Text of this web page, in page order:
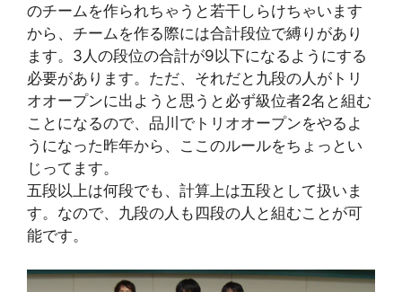
のチームを作られちゃうと若干しらけちゃいます
から、チームを作る際には合計段位で縛りがあり
ます。3人の段位の合計が9以下になるようにする
必要があります。ただ、それだと九段の人がトリ
オオープンに出ようと思うと必ず級位者2名と組む
ことになるので、品川でトリオオープンをやるよ
うになった昨年から、ここのルールをちょっとい
じってます。
五段以上は何段でも、計算上は五段として扱いま
す。なので、九段の人も四段の人と組むことが可
能です。